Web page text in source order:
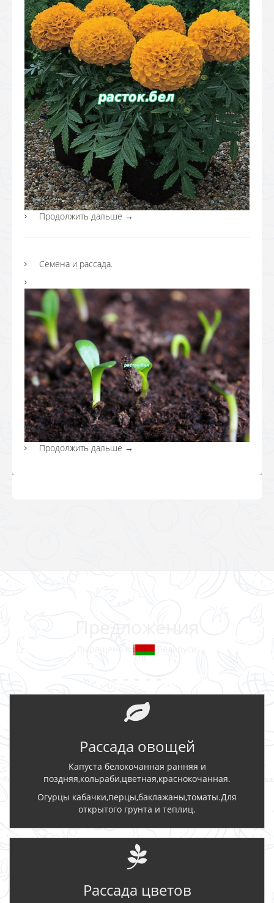
Продолжить дальше →
Семена и рассада.
Продолжить дальше →
Рассада овощей
Капуста белокочанная ранняя и
поздняя,кольраби,цветная,краснокочанная.
Огурцы кабачки,перцы,баклажаны,томаты.Для
открытого грунта и теплиц.
Рассада цветов